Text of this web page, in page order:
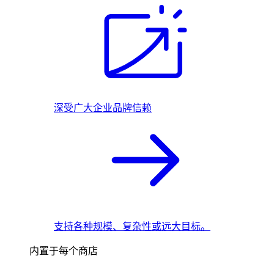
深受广大企业品牌信赖
支持各种规模、复杂性或远大目标。
内置于每个商店